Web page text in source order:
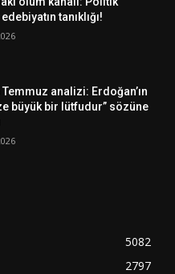
tanıklığı!
Temmuz analizi: Erdoğan’ın
büyük bir lütfudur” sözüne
5082
2797